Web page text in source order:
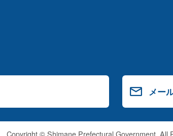
メー
Copyright © Shimane Prefectural Government. All